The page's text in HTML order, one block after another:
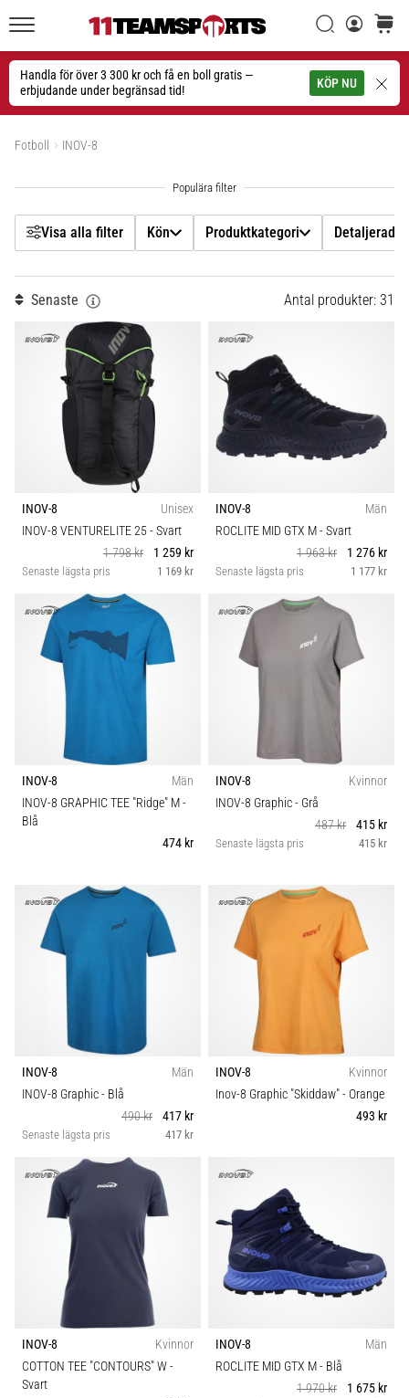
Handla för över 3 300 kr och få en boll gratis —
erbjudande under begränsad tid!
KÖP NU
Sök
Sök
1. 7. 2025
•
1 min. läsning
Play
for
Victories
dig
för
EM
2025
PUMA.
Var
del
varje
match,
9. 6. 2025
3 min. läsning
Nike
Phantom
nya
Phantom
fotbollsskorna
precision,
och
kraft
varje
Perfekta
spelare
artiklar
Fotboll INOV-8
Visa alla filter Kön Produktkategori Detaljerad
Filtr
Kön
Produktkategori
Pris
Färg
Skostorlek
Idrottsgren
Dropp (mm)
Passform
Kategori
Modell
Skobredd
Sport
Hållbarhet
Underlag
Trail
Typ av sko
Vikt (g)
Visa produkter
Senaste Antal produkter: 31
INOV-8
Unisex
INOV-8 VENTURELITE 25- Svart
1 798 kr
1 259 kr
Senaste lägsta pris 1 169 kr
INOV-8
Män
ROCLITE MID GTX M- Svart
1 963 kr
1 276 kr
Senaste lägsta pris 1 177 kr
INOV-8
Män
INOV-8 GRAPHIC TEE "Ridge" M-
Blå
474 kr
INOV-8
Kvinnor
INOV-8 Graphic- Grå
487 kr
415 kr
Senaste lägsta pris 415 kr
INOV-8
Män
INOV-8 Graphic- Blå
490 kr
417 kr
Senaste lägsta pris 417 kr
INOV-8
Kvinnor
Inov-8 Graphic "Skiddaw"- Orange
493 kr
INOV-8
Kvinnor
COTTON TEE "CONTOURS" W-
Svart
INOV-8
Män
ROCLITE MID GTX M- Blå
1 970 kr
1 675 kr